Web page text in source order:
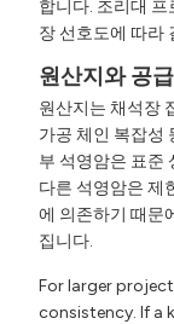
합니다. 조리대
장 선호도에 따라
원산지와 공
원산지는 채석장
가공 체인 복잡성
부 석영암은 표준
다른 석영암은 제
에 의존하기 때문
집니다.
For larger
consistency. If a